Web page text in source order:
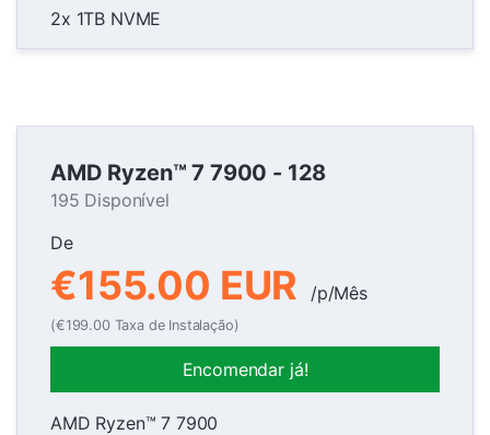
2x 1TB NVME
AMD Ryzen™ 7 7900 - 128
195 Disponível
De
€155.00 EUR /p/Mês
(€199.00 Taxa de Instalação)
Encomendar já!
AMD Ryzen™ 7 7900